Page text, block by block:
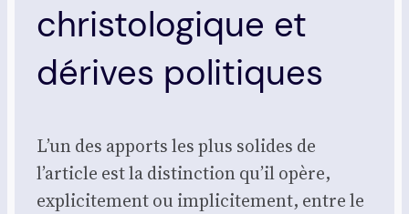
christologique et
dérives politiques
L’un des apports les plus solides de
l’article est la dis­tinc­tion qu’il opère,
expli­ci­te­ment ou impli­ci­te­ment, entre le